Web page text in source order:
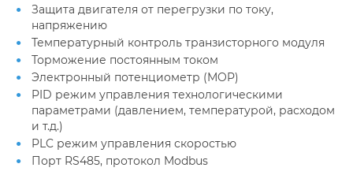
Защита двигателя от перегрузки по току,
напряжению
Температурный контроль транзисторного модуля
Торможение постоянным током
Электронный потенциометр (MOP)
PID режим управления технологическими
параметрами (давлением, температурой, расходом
и т.д.)
PLC режим управления скоростью
Порт RS485, протокол Modbus